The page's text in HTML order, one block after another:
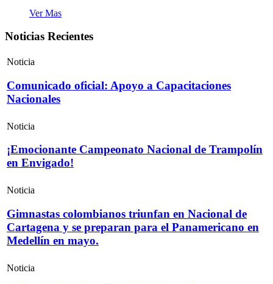
Ver Mas
Noticias Recientes
Noticia
Comunicado oficial: Apoyo a Capacitaciones
Nacionales
Noticia
¡Emocionante Campeonato Nacional de Trampolín
en Envigado!
Noticia
Gimnastas colombianos triunfan en Nacional de
Cartagena y se preparan para el Panamericano en
Medellín en mayo.
Noticia